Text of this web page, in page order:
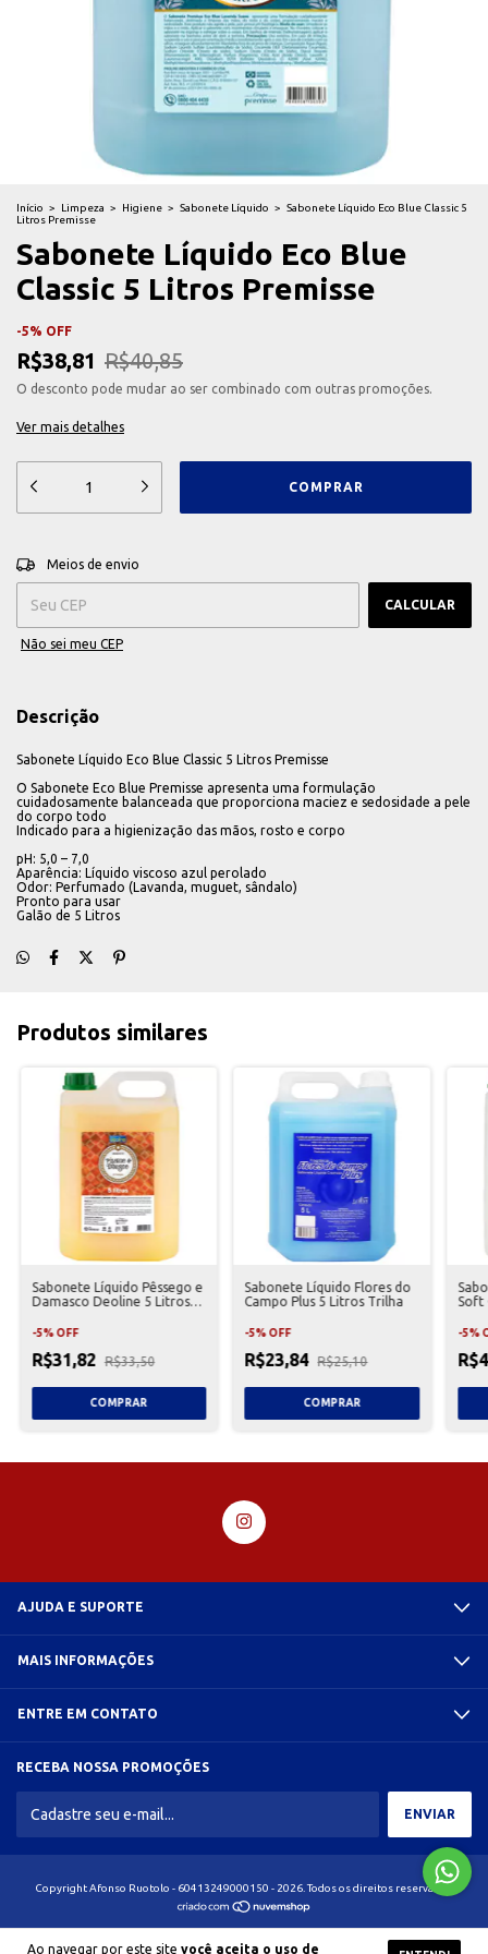
Ao navegar por este site você aceita o uso de
Início > Limpeza > Higiene > Sabonete Líquido > Sabonete Líquido Eco Blue Classic 5
Litros Premisse
Sabonete Líquido Eco Blue
Classic 5 Litros Premisse
-5% OFF
R$38,81 R$40,85
O desconto pode mudar ao ser combinado com outras promoções.
Ver mais detalhes
Entregas para o CEP:
Meios de envio
CALCULAR
Não sei meu CEP
Descrição
Sabonete Líquido Eco Blue Classic 5 Litros Premisse
O Sabonete Eco Blue Premisse apresenta uma formulação
cuidadosamente balanceada que proporciona maciez e sedosidade a pele
do corpo todo
Indicado para a higienização das mãos, rosto e corpo
pH: 5,0 – 7,0
Aparência: Líquido viscoso azul perolado
Odor: Perfumado (Lavanda, muguet, sândalo)
Pronto para usar
Galão de 5 Litros
Produtos similares
Sabonete Líquido Pêssego e
Damasco Deoline 5 Litros
-5%OFF
R$31,82 R$33,50
Sabonete Líquido Flores do
Campo Plus 5 Litros Trilha
-5%OFF
R$23,84 R$25,10
Soft
-5%
AJUDA E SUPORTE
MAIS INFORMAÇÕES
ENTRE EM CONTATO
RECEBA NOSSA PROMOÇÕES
Copyright Afonso Ruotolo - 60413249000150 - 2026. Todos os direitos reservados.